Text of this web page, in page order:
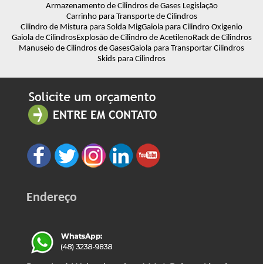
Armazenamento de Cilindros de Gases Legislação
Carrinho para Transporte de Cilindros
Cilindro de Mistura para Solda MigGaiola para Cilindro Oxigenio
Gaiola de CilindrosExplosão de Cilindro de AcetilenoRack de Cilindros
Manuseio de Cilindros de GasesGaiola para Transportar Cilindros
Skids para Cilindros
Endereço